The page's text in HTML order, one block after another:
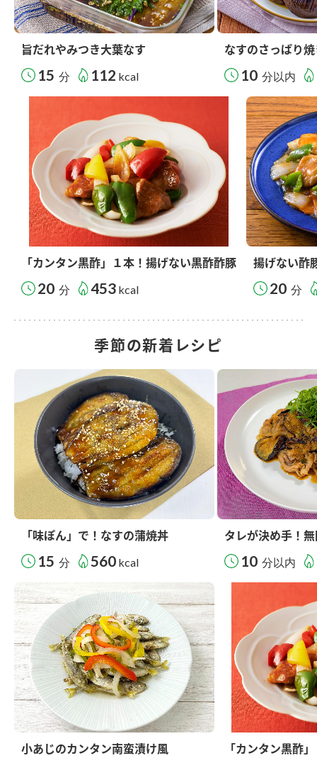
旨だれやみつき大葉なす
15 分 112 kcal
なすのさっぱり
10 分以内
「カンタン黒酢」１本！揚げない黒酢酢豚
20 分 453 kcal
揚げない酢
20 分
季節の新着レシピ
「味ぽん」で！なすの蒲焼丼
15 分 560 kcal
タレが決め手！
10 分以内
小あじのカンタン南蛮漬け風
「カンタン黒酢